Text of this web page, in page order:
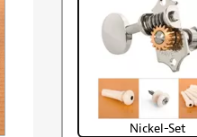
Nickel-Set